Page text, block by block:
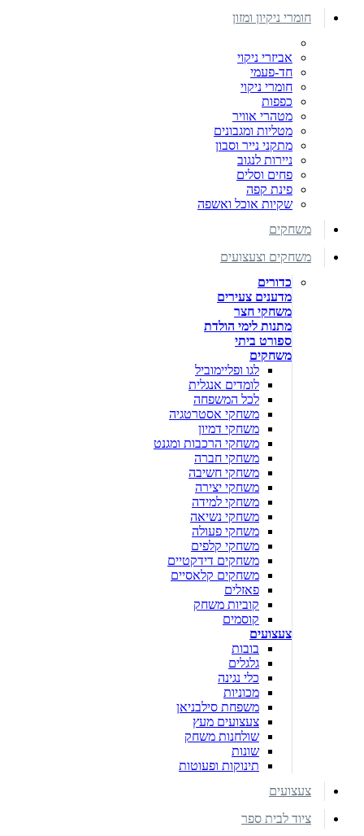
חומרי ניקיון ומזון
אביזרי ניקוי
חד-פעמי
חומרי ניקוי
כפפות
מטהרי אוויר
מטליות ומגבונים
מתקני נייר וסבון
ניירות לנגוב
פחים וסלים
פינת קפה
שקיות אוכל ואשפה
משחקים
משחקים וצעצועים
כדורים
מדענים צעירים
משחקי חצר
מתנות לימי הולדת
ספורט ביתי
משחקים
לגו ופליימוביל
לומדים אנגלית
לכל המשפחה
משחקי אסטרטגיה
משחקי דמיון
משחקי הרכבות ומגנט
משחקי חברה
משחקי חשיבה
משחקי יצירה
משחקי למידה
משחקי נשיאה
משחקי פעולה
משחקי קלפים
משחקים דידקטיים
משחקים קלאסיים
פאזלים
קוביות משחק
קוסמים
צעצועים
בובות
גלגלים
כלי נגינה
מכוניות
משפחת סילבניאן
צעצועים מעץ
שולחנות משחק
שונות
תינוקות ופעוטות
צעצועים
ציוד לבית ספר